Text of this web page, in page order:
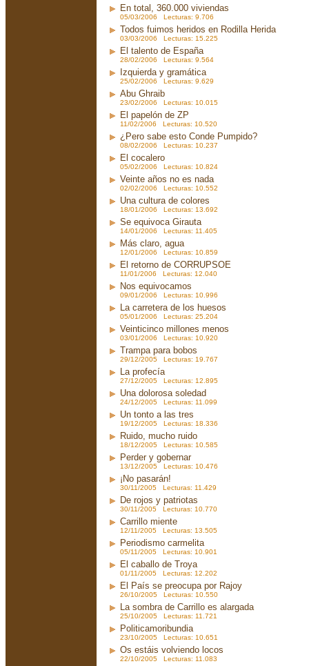
En total, 360.000 viviendas
05/03/2006 Lecturas: 9.706
Todos fuimos heridos en Rodilla Herida
03/03/2006 Lecturas: 15.225
El talento de España
28/02/2006 Lecturas: 9.564
Izquierda y gramática
25/02/2006 Lecturas: 9.629
Abu Ghraib
23/02/2006 Lecturas: 10.015
El papelón de ZP
11/02/2006 Lecturas: 10.520
¿Pero sabe esto Conde Pumpido?
08/02/2006 Lecturas: 10.237
El cocalero
05/02/2006 Lecturas: 10.824
Veinte años no es nada
02/02/2006 Lecturas: 10.552
Una cultura de colores
18/01/2006 Lecturas: 13.692
Se equivoca Girauta
14/01/2006 Lecturas: 11.405
Más claro, agua
12/01/2006 Lecturas: 10.859
El retorno de CORRUPSOE
11/01/2006 Lecturas: 12.040
Nos equivocamos
09/01/2006 Lecturas: 10.996
La carretera de los huesos
05/01/2006 Lecturas: 25.204
Veinticinco millones menos
03/01/2006 Lecturas: 10.920
Trampa para bobos
29/12/2005 Lecturas: 19.767
La profecía
27/12/2005 Lecturas: 12.895
Una dolorosa soledad
24/12/2005 Lecturas: 11.099
Un tonto a las tres
19/12/2005 Lecturas: 18.336
Ruido, mucho ruido
18/12/2005 Lecturas: 10.585
Perder y gobernar
13/12/2005 Lecturas: 10.476
¡No pasarán!
30/11/2005 Lecturas: 11.429
De rojos y patriotas
30/11/2005 Lecturas: 10.770
Carrillo miente
12/11/2005 Lecturas: 13.505
Periodismo carmelita
05/11/2005 Lecturas: 10.901
El caballo de Troya
01/11/2005 Lecturas: 12.202
El País se preocupa por Rajoy
26/10/2005 Lecturas: 10.550
La sombra de Carrillo es alargada
25/10/2005 Lecturas: 11.721
Politicamoribundia
23/10/2005 Lecturas: 10.651
Os estáis volviendo locos
22/10/2005 Lecturas: 11.083